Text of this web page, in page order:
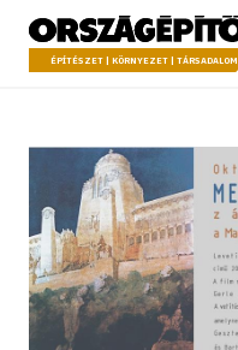
a tartalomhoz
Országépítő
ÉPÍTÉSZET | KÖRNYEZET | TÁRSADALOM